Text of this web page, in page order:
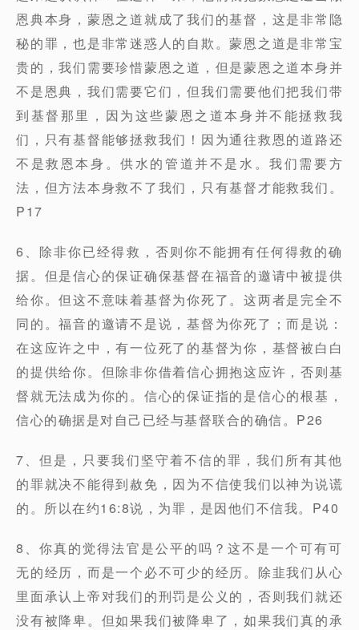
恩典本身，蒙恩之道就成了我们的基督，这是非常隐
秘的罪，也是非常迷惑人的自欺。蒙恩之道是非常宝
贵的，我们需要珍惜蒙恩之道，但是蒙恩之道本身并
不是恩典，我们需要它们，但我们需要他们把我们带
到基督那里，因为这些蒙恩之道本身并不能拯救我
们，只有基督能够拯救我们！因为通往救恩的道路还
不是救恩本身。供水的管道并不是水。我们需要方
法，但方法本身救不了我们，只有基督才能救我们。
P17
6、除非你已经得救，否则你不能拥有任何得救的确
据。但是信心的保证确保基督在福音的邀请中被提供
给你。但这不意味着基督为你死了。这两者是完全不
同的。福音的邀请不是说，基督为你死了；而是说：
在这应许之中，有一位死了的基督为你，基督被白白
的提供给你。但除非你借着信心拥抱这应许，否则基
督就无法成为你的。信心的保证指的是信心的根基，
信心的确据是对自己已经与基督联合的确信。P26
7、但是，只要我们坚守着不信的罪，我们所有其他
的罪就决不能得到赦免，因为不信使我们以神为说谎
的。所以在约16:8说，为罪，是因他们不信我。P40
8、你真的觉得法官是公平的吗？这不是一个可有可
无的经历，而是一个必不可少的经历。除韭我们从心
里面承认上帝对我们的刑罚是公义的，否则我们就还
没有被降卑。但如果我们被降卑了，如果我们真的承